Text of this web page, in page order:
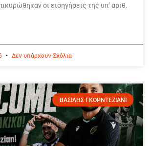
οι εισηγήσεις της υπ’ αριθ.
Δεν υπάρχουν Σχόλια
ΒΑΣΙΛΗΣ ΓΚΟΡΝΤΕΖΙΑΝΙ